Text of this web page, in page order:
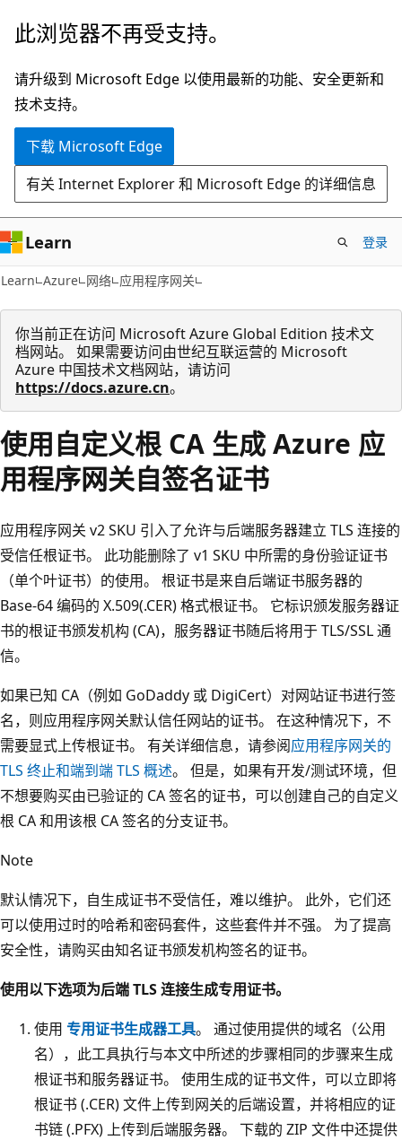
跳
主
要
内
此浏览器不再受支持。
请升级到 Microsoft Edge 以使用最新的功能、安全更新和
技术支持。
下载 Microsoft Edge
有关 Internet Explorer 和 Microsoft Edge 的详细信息
Learn 登录
Learn Azure 网络 应用程序网关
你当前正在访问 Microsoft Azure Global Edition 技术文
档网站。 如果需要访问由世纪互联运营的 Microsoft
Azure 中国技术文档网站，请访问
https://docs.azure.cn。
使用自定义根 CA 生成 Azure 应
用程序网关自签名证书
应用程序网关 v2 SKU 引入了允许与后端服务器建立 TLS 连接的
受信任根证书。 此功能删除了 v1 SKU 中所需的身份验证证书
（单个叶证书）的使用。 根证书是来自后端证书服务器的
Base-64 编码的 X.509(.CER) 格式根证书。 它标识颁发服务器证
书的根证书颁发机构 (CA)，服务器证书随后将用于 TLS/SSL 通
信。
如果已知 CA（例如 GoDaddy 或 DigiCert）对网站证书进行签
名，则应用程序网关默认信任网站的证书。 在这种情况下，不
需要显式上传根证书。 有关详细信息，请参阅应用程序网关的
TLS 终止和端到端 TLS 概述。 但是，如果有开发/测试环境，但
不想要购买由已验证的 CA 签名的证书，可以创建自己的自定义
根 CA 和用该根 CA 签名的分支证书。
Note
默认情况下，自生成证书不受信任，难以维护。 此外，它们还
可以使用过时的哈希和密码套件，这些套件并不强。 为了提高
安全性，请购买由知名证书颁发机构签名的证书。
使用以下选项为后端 TLS 连接生成专用证书。
使用 专用证书生成器工具。 通过使用提供的域名（公用
名），此工具执行与本文中所述的步骤相同的步骤来生成
根证书和服务器证书。 使用生成的证书文件，可以立即将
根证书 (.CER) 文件上传到网关的后端设置，并将相应的证
书链 (.PFX) 上传到后端服务器。 下载的 ZIP 文件中还提供